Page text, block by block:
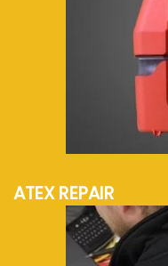
ATEX REPAIR